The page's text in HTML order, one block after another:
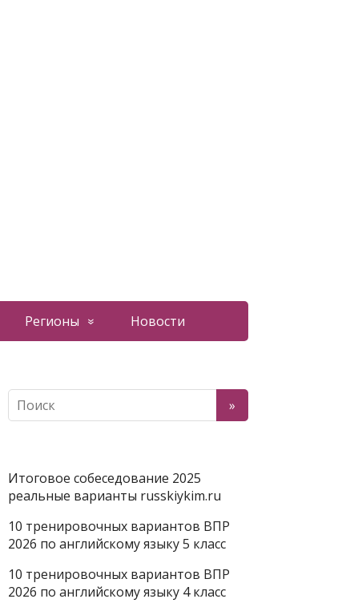
Регионы Новости
Итоговое собеседование 2025
реальные варианты russkiykim.ru
10 тренировочных вариантов ВПР
2026 по английскому языку 5 класс
10 тренировочных вариантов ВПР
2026 по английскому языку 4 класс